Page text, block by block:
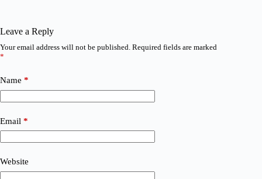
Leave a Reply
Your email address will not be published. Required fields are marked
*
Name *
Email *
Website